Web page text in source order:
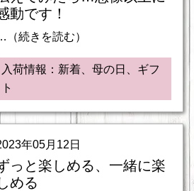
動です！
（続きを読む）
入荷情報：新着、母の日、ギフ
ト
年05月12日
っと楽しめる、一緒に楽
める